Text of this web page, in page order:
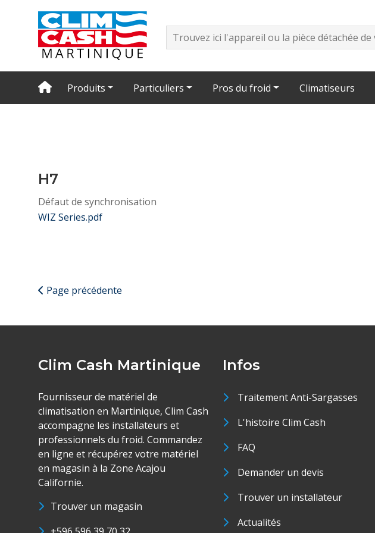
Produits Particuliers Pros du froid Climatiseurs
H7
Défaut de synchronisation
WIZ Series.pdf
Page précédente
Clim Cash Martinique
Fournisseur de matériel de
climatisation en Martinique, Clim Cash
accompagne les installateurs et
professionnels du froid. Commandez
en ligne et récupérez votre matériel
en magasin à la Zone Acajou
Californie.
Trouver un magasin
Infos
Traitement Anti-Sargasses
L'histoire Clim Cash
FAQ
Demander un devis
Trouver un installateur
Actualités